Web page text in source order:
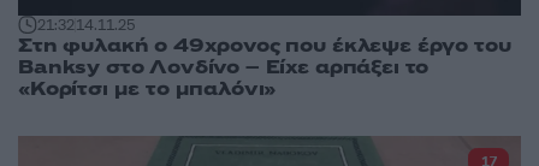
21:3214.11.25
Στη φυλακή ο 49χρονος που έκλεψε έργο του
Banksy στο Λονδίνο – Είχε αρπάξει το
«Κορίτσι με το μπαλόνι»
17